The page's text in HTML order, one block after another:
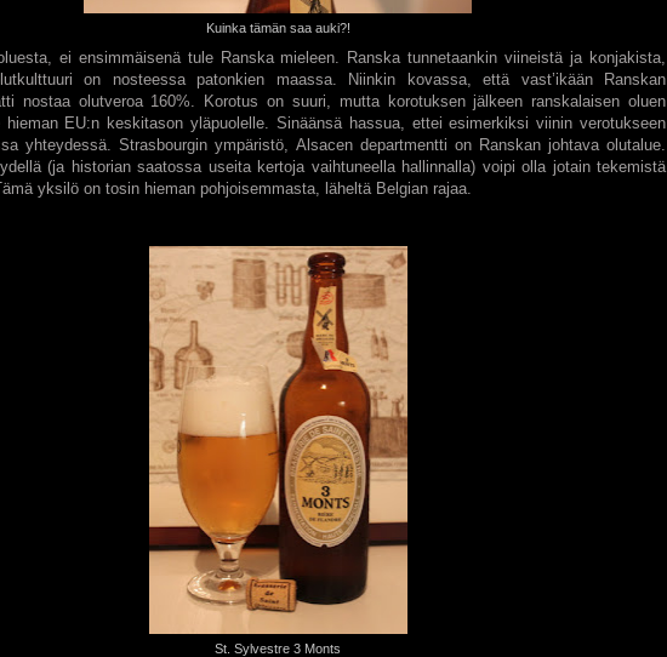
Kuinka tämän saa auki?!
ei ensimmäisenä tule Ranska mieleen. Ranska tunnetaankin viineistä ja konjakista,
on nosteessa patonkien maassa. Niinkin kovassa, että vast’ikään Ranskan
nostaa olutveroa 160%. Korotus on suuri, mutta korotuksen jälkeen ranskalaisen oluen
hieman EU:n keskitason yläpuolelle. Sinäänsä hassua, ettei esimerkiksi viinin verotukseen
yhteydessä. Strasbourgin ympäristö, Alsacen departmentti on Ranskan johtava olutalue.
(ja historian saatossa useita kertoja vaihtuneella hallinnalla) voipi olla jotain tekemistä
yksilö on tosin hieman pohjoisemmasta, läheltä Belgian rajaa.
St. Sylvestre 3 Monts